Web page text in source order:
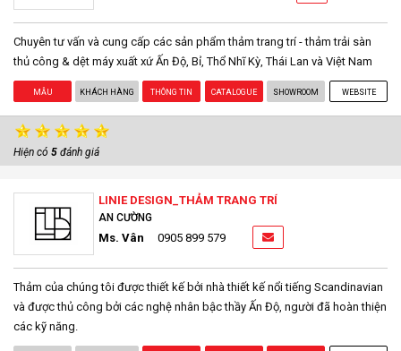
Chuyên tư vấn và cung cấp các sản phẩm thảm trang trí - thảm trải sàn
thủ công & dệt máy xuất xứ Ấn Độ, Bỉ, Thổ Nhĩ Kỳ, Thái Lan và Việt Nam
MẪU KHÁCH HÀNG THÔNG TIN CATALOGUE SHOWROOM WEBSITE
Hiện có 5 đánh giá
LINIE DESIGN_THẢM TRANG TRÍ
AN CƯỜNG
Ms. Vân 0905 899 579
Thảm của chúng tôi được thiết kế bởi nhà thiết kế nổi tiếng Scandinavian
và được thủ công bởi các nghệ nhân bậc thầy Ấn Độ, người đã hoàn thiện
các kỹ năng.